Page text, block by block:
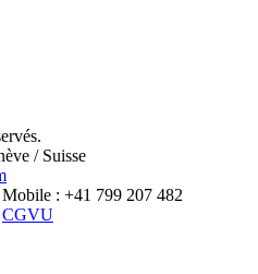
X
/ Suisse
: +41 799 207 482
CGVU